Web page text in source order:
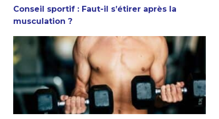
Conseil sportif : Faut-il s’étirer après la
musculation ?
Est-ce que la musculation arrête la croissance ?